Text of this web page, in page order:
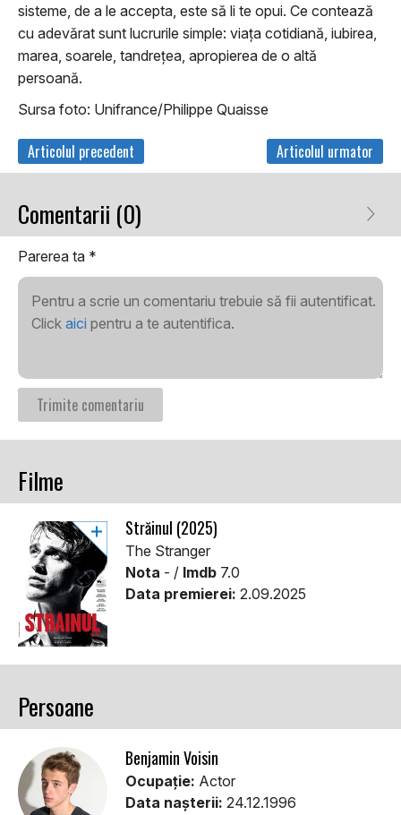
sisteme, de a le accepta, este să li te opui. Ce contează
cu adevărat sunt lucrurile simple: viaţa cotidiană, iubirea,
marea, soarele, tandreţea, apropierea de o altă
persoană.
Sursa foto: Unifrance/Philippe Quaisse
Articolul precedent Articolul urmator
Comentarii (0)
Parerea ta *
Pentru a scrie un comentariu trebuie să fii autentificat.
Click aici pentru a te autentifica.
Filme
Străinul (2025)
The Stranger
Nota - / Imdb 7.0
Data premierei: 2.09.2025
Persoane
Benjamin Voisin
Ocupație: Actor
Data nașterii: 24.12.1996